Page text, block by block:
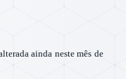
ainda neste mês de